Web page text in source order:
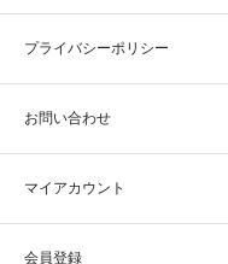
プライバシーポリシー
お問い合わせ
マイアカウント
会員登録